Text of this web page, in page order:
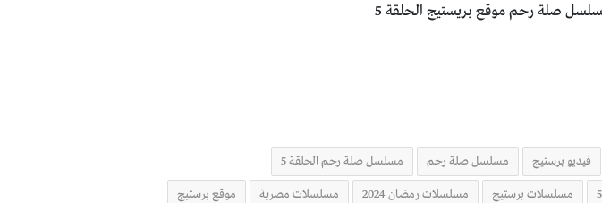
فيديو برستيج مسلسل صلة رحم مسلسل صلة رحم الحلقة 5
مسلسلات برستيج مسلسلات رمضان 2024 مسلسلات مصرية موقع برستيج